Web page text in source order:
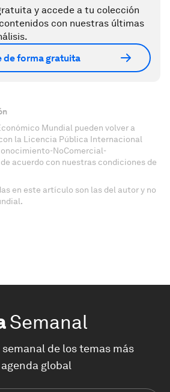
y accede a tu colección
con nuestras últimas
de forma gratuita
Mundial pueden volver a
la Licencia Pública Internacional
NoComercial-
acuerdo con nuestras condiciones de
en este artículo son las del autor y no
Semanal
de los temas más
global